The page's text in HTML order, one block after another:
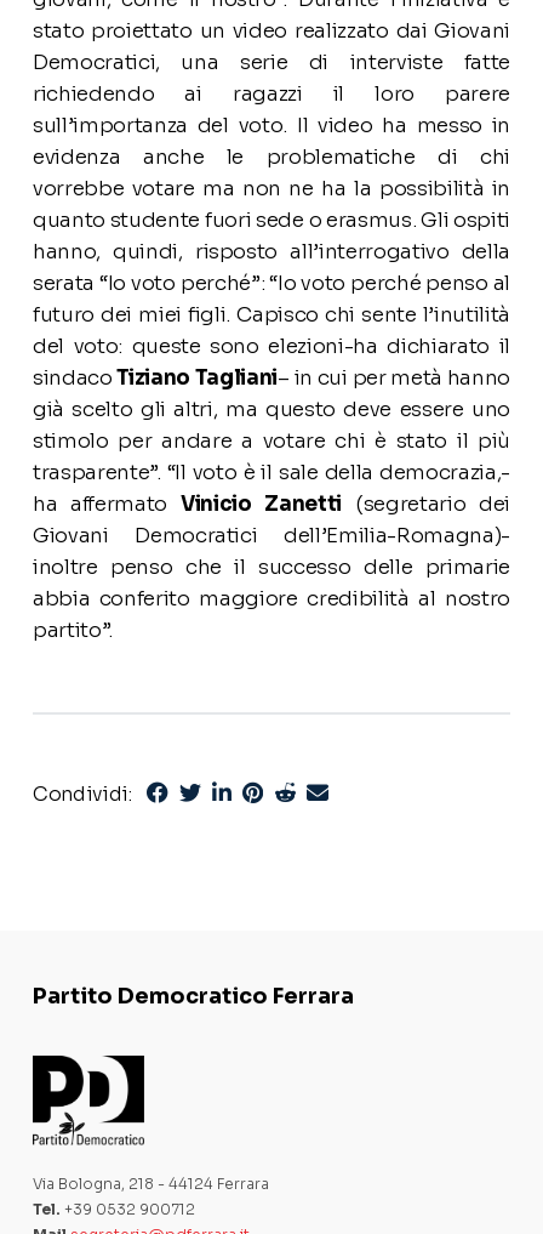
stato proiettato un video realizzato dai Giovani
Democratici, una serie di interviste fatte
richiedendo ai ragazzi il loro parere
sull’importanza del voto. Il video ha messo in
evidenza anche le problematiche di chi
vorrebbe votare ma non ne ha la possibilità in
quanto studente fuori sede o erasmus. Gli ospiti
hanno, quindi, risposto all’interrogativo della
serata “Io voto perché”: “Io voto perché penso al
futuro dei miei figli. Capisco chi sente l’inutilità
del voto: queste sono elezioni-ha dichiarato il
sindacoTiziano Tagliani– in cui per metà hanno
già scelto gli altri, ma questo deve essere uno
stimolo per andare a votare chi è stato il più
trasparente”. “Il voto è il sale della democrazia,-
ha affermato Vinicio Zanetti (segretario dei
Giovani Democratici dell’Emilia-Romagna)-
inoltre penso che il successo delle primarie
abbia conferito maggiore credibilità al nostro
partito”.
Condividi:
Partito Democratico Ferrara
Via Bologna, 218 - 44124 Ferrara
Tel. +39 0532 900712